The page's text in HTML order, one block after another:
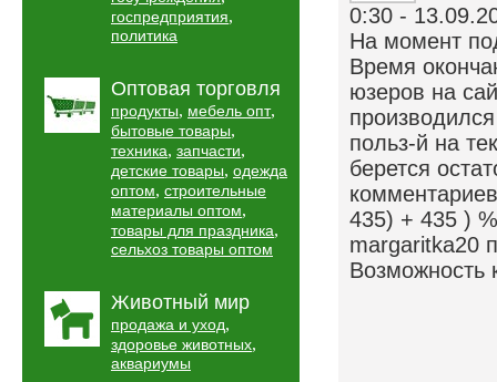
госпредприятия,
политика
Оптовая торговля
продукты, мебель опт,
бытовые товары,
техника, запчасти,
детские товары, одежда
оптом, строительные
материалы оптом,
товары для праздника,
сельхоз товары оптом
Животный мир
продажа и уход,
здоровье животных,
аквариумы
0:30 -
На момент
Время
юзеров на
польз-й на
берется
435) + 435 )
margaritka20
Возможность